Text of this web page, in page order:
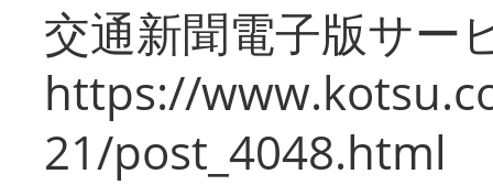
交通新聞電子版サー
https://
21/post_4048.html